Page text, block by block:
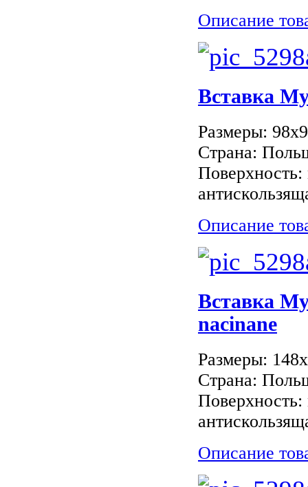
Описание
Вставка
Размеры:
Страна:
Поверхность:
Описание
Вставка
nacinane
Размеры:
Страна:
Поверхность:
Описание